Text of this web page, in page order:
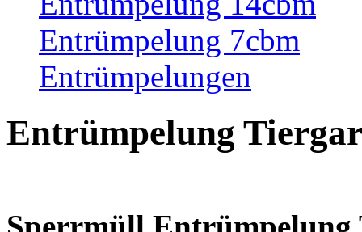
Entrümpelung 7cbm
Entrümpelungen
Entrümpelung